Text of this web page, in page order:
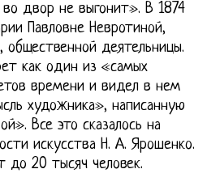
во двор не выгонит». В 1874
Павловне Невротиной,
общественной деятельницы.
как один из «самых
времени и видел в нем
художника», написанную
Все это сказалось на
искусства Н. А. Ярошенко.
до 20 тысяч человек.